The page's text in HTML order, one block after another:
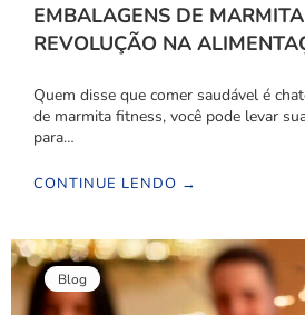
EMBALAGENS DE
REVOLUÇÃO NA
Quem disse que comer saudável é
de marmita fitness, você pode levar
para…
CONTINUE LENDO →
Blog